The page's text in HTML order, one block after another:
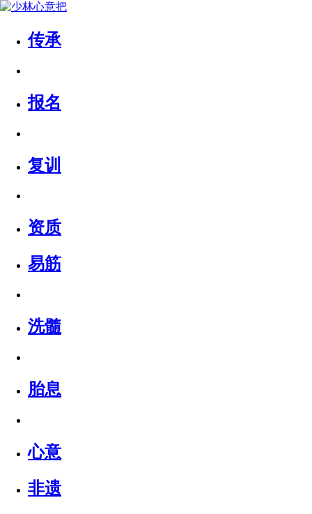
传承
报名
复训
资质
易筋
洗髓
胎息
心意
非遗